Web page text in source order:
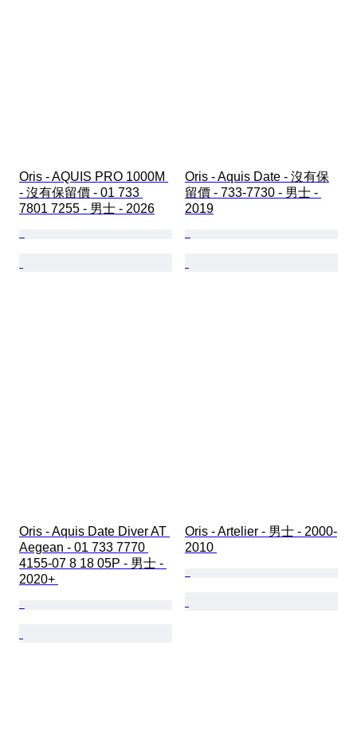
Oris - AQUIS PRO 1000M
- 沒有保留價 - 01 733
7801 7255 - 男士 - 2026
Oris - Aquis Date - 沒有保
留價 - 733-7730 - 男士 -
2019
Oris - Aquis Date Diver AT
Aegean - 01 733 7770
4155-07 8 18 05P - 男士 -
2020+
Oris - Artelier - 男士 - 2000-
2010